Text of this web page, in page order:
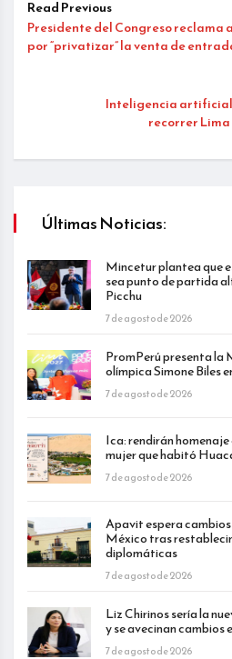
Read Previous
Presidente del Congreso reclama
por “privatizar” la venta de
Inteligencia
recorrer
Últimas Noticias:
Mincetur plantea que
sea punto de partida
Picchu
7 de agosto de 2026
PromPerú presenta la
olímpica Simone Biles
7 de agosto de 2026
Ica: rendirán
mujer que habitó
7 de agosto de 2026
Apavit espera
México tras
diplomáticas
7 de agosto de 2026
Liz Chirinos sería la
y se avecinan cambios
7 de agosto de 2026